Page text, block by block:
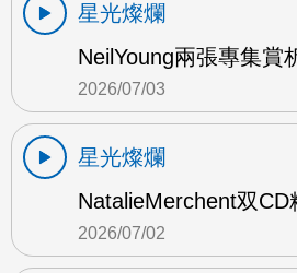
星光燦爛
NeilYoung兩張專集賞
2026/07/03
星光燦爛
NatalieMerchent双CD
2026/07/02